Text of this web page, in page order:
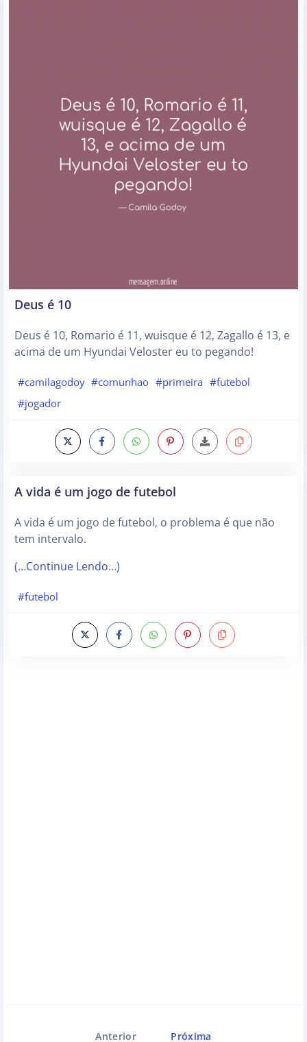
Deus é 10
Deus é 10, Romario é 11, wuisque é 12, Zagallo é 13, e
acima de um Hyundai Veloster eu to pegando!
#camilagodoy #comunhao #primeira #futebol
#jogador
A vida é um jogo de futebol
A vida é um jogo de futebol, o problema é que não
tem intervalo.
(…Continue Lendo…)
#futebol
Anterior Próxima